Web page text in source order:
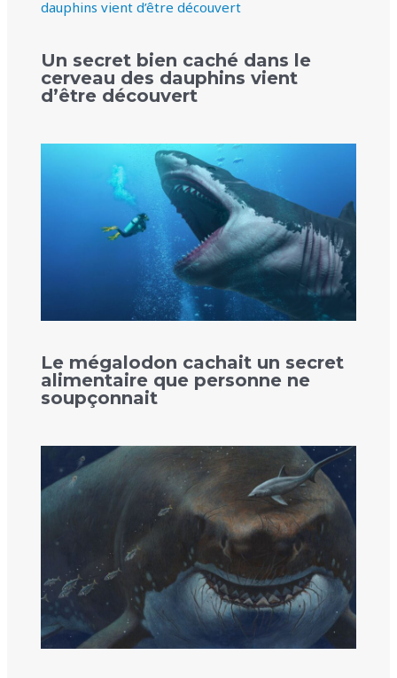
Un secret bien caché dans le
cerveau des dauphins vient
d’être découvert
Le mégalodon cachait un secret
alimentaire que personne ne
soupçonnait